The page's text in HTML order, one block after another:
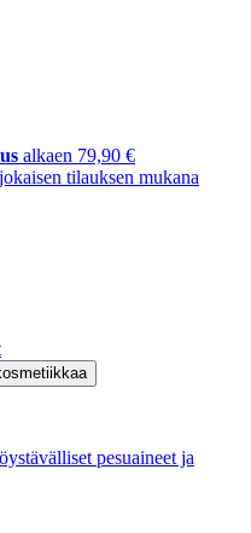
alkaen 79,90 €
jokaisen tilauksen mukana
pesuaineet ja